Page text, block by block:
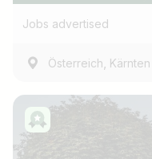
Jobs advertised
Österreich, Kärnten